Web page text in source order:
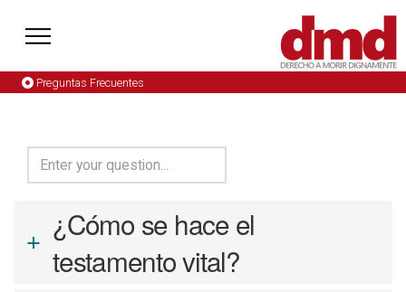
Preguntas Frecuentes
a
¿Cómo se hace el
testamento vital?